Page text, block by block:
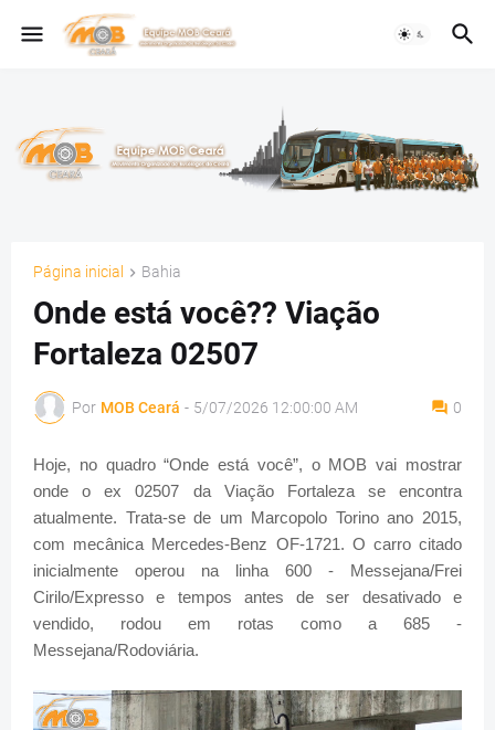
Página inicial Bahia
Onde está você?? Viação
Fortaleza 02507
Por MOB Ceará - 5/07/2026 12:00:00 AM 0
Hoje, no quadro “Onde está você”, o MOB vai mostrar
onde o ex 02507 da Viação Fortaleza se encontra
atualmente. Trata-se de um Marcopolo Torino ano 2015,
com mecânica Mercedes-Benz OF-1721. O carro citado
inicialmente operou na linha 600 - Messejana/Frei
Cirilo/Expresso e tempos antes de ser desativado e
vendido, rodou em rotas como a 685 -
Messejana/Rodoviária.